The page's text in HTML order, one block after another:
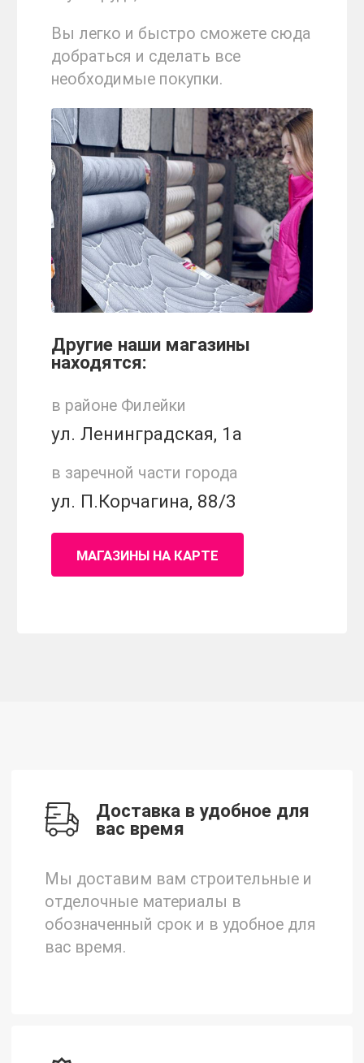
Вы легко и быстро сможете сюда
добраться и сделать все
необходимые покупки.
Другие наши магазины
находятся:
в районе Филейки
ул. Ленинградская, 1а
в заречной части города
ул. П.Корчагина, 88/3
МАГАЗИНЫ НА КАРТЕ
Доставка в удобное для
вас время
Мы доставим вам строительные и
отделочные материалы в
обозначенный срок и в удобное для
вас время.